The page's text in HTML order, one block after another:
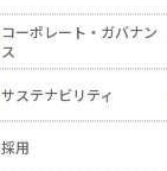
役員一覧
組織図
JFNネットワーク
IRニュース
株式の状況
株主総会
コーポレート・ガバナン
ス
倫理憲章
人権方針
サステナビリティ
サステナビリティ方針・
体制
採用